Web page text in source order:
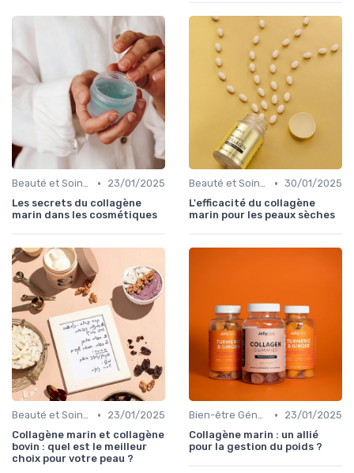
Beauté et Soins de la Peau •
23/01/2025
Les secrets du collagène
marin dans les cosmétiques
Beauté et Soins de la Peau • 30/01/2025
L'efficacité du collagène
marin pour les peaux sèches
Beauté et Soins de la Peau •
23/01/2025
Collagène marin et collagène
bovin : quel est le meilleur
choix pour votre peau ?
Bien-être Général •
23/01/2025
Collagène marin : un allié
pour la gestion du poids ?